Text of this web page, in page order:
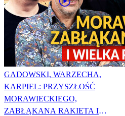
GADOWSKI, WARZECHA,
KARPIEL: PRZYSZŁOŚĆ
MORAWIECKIEGO,
ZABŁĄKANA RAKIETA I